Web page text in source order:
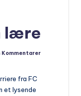
lære
Kommentarer
fra FC
et lysende